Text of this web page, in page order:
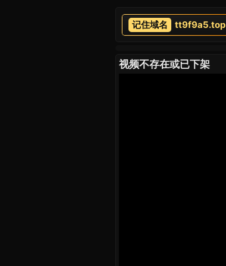
tt9f9a5.top
视频不存在或已下架